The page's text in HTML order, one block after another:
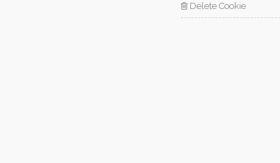
Delete Cookie